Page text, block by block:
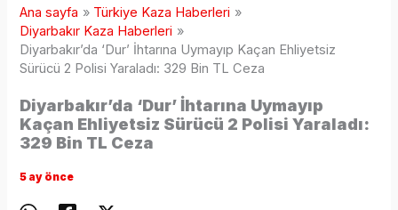
Ana sayfa
Türkiye Kaza Haberleri
Diyarbakır Kaza Haberleri
Diyarbakır’da ‘Dur’ İhtarına Uymayıp Kaçan Ehliyetsiz
Sürücü 2 Polisi Yaraladı: 329 Bin TL Ceza
Diyarbakır’da ‘Dur’ İhtarına Uymayıp
Kaçan Ehliyetsiz Sürücü 2 Polisi Yaraladı:
329 Bin TL Ceza
5 ay önce